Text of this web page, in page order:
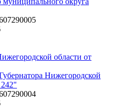
области от
Нижегородской